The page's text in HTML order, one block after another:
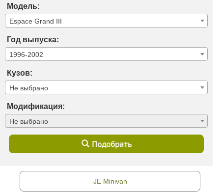
Модель:
Espace Grand III
Год выпуска:
1996-2002
Кузов:
Не выбрано
Модификация:
Не выбрано
Подобрать
JE Minivan